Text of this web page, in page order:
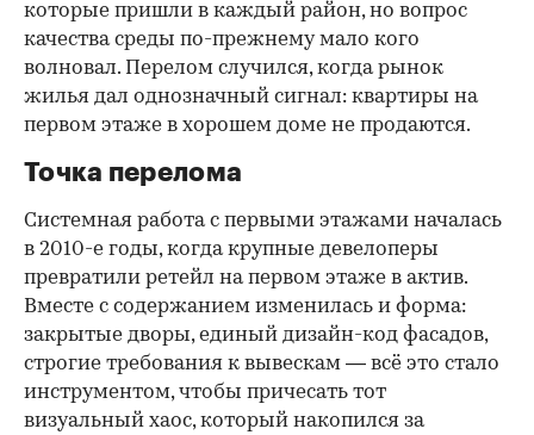
которые пришли в каждый район, но вопрос
качества среды по-прежнему мало кого
волновал. Перелом случился, когда рынок
жилья дал однозначный сигнал: квартиры на
первом этаже в хорошем доме не продаются.
Точка перелома
Системная работа с первыми этажами началась
в 2010-е годы, когда крупные девелоперы
превратили ретейл на первом этаже в актив.
Вместе с содержанием изменилась и форма:
закрытые дворы, единый дизайн-код фасадов,
строгие требования к вывескам — всё это стало
инструментом, чтобы причесать тот
визуальный хаос, который накопился за